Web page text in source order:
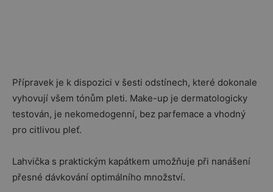
Přípravek je k dispozici v šesti odstínech, které dokonale
vyhovují všem tónům pleti. Make-up je dermatologicky
testován, je nekomedogenní, bez parfemace a vhodný
pro citlivou pleť.
Lahvička s praktickým kapátkem umožňuje při nanášení
přesné dávkování optimálního množství.